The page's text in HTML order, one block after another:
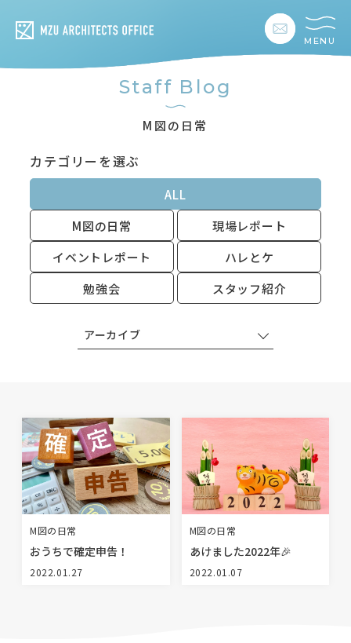
MENU
私たちの想い
私たちの家づくり
建築事例
お客様の暮らし
会社情報
採用情報
NEWS
イベント情報
資料請求・お問い合わせ
0985-71-3090
Staff Blog
M図の日常
カテゴリーを選ぶ
ALL
M図の日常
現場レポート
イベントレポート
ハレとケ
勉強会
スタッフ紹介
アーカイブ
M図の日常
2022.01.27
おうちで確定申告！
M図の日常
2022.01.07
あけました2022年🎉